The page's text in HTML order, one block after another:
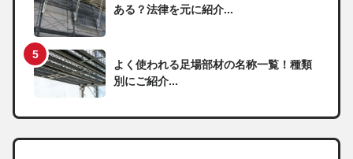
ある？法律を元に紹介...
よく使われる足場部材の名称一覧！種類
別にご紹介...